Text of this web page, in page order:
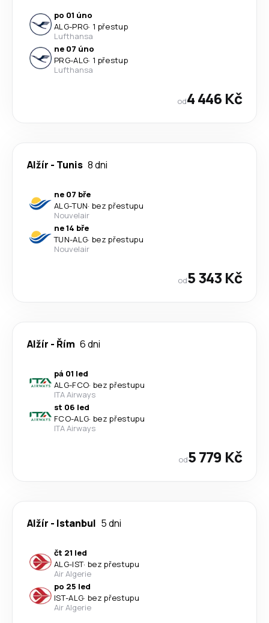
po 01 úno
ALG-PRG· 1 přestup
Lufthansa
ne 07 úno
PRG-ALG· 1 přestup
Lufthansa
od4 446 Kč
Alžír - Tunis 8 dni
ne 07 bře
ALG-TUN· bez přestupu
Nouvelair
ne 14 bře
TUN-ALG· bez přestupu
Nouvelair
od5 343 Kč
Alžír - Řím 6 dni
pá 01 led
ALG-FCO· bez přestupu
ITA Airways
st 06 led
FCO-ALG· bez přestupu
ITA Airways
od5 779 Kč
Alžír - Istanbul 5 dni
čt 21 led
ALG-IST· bez přestupu
Air Algerie
po 25 led
IST-ALG· bez přestupu
Air Algerie